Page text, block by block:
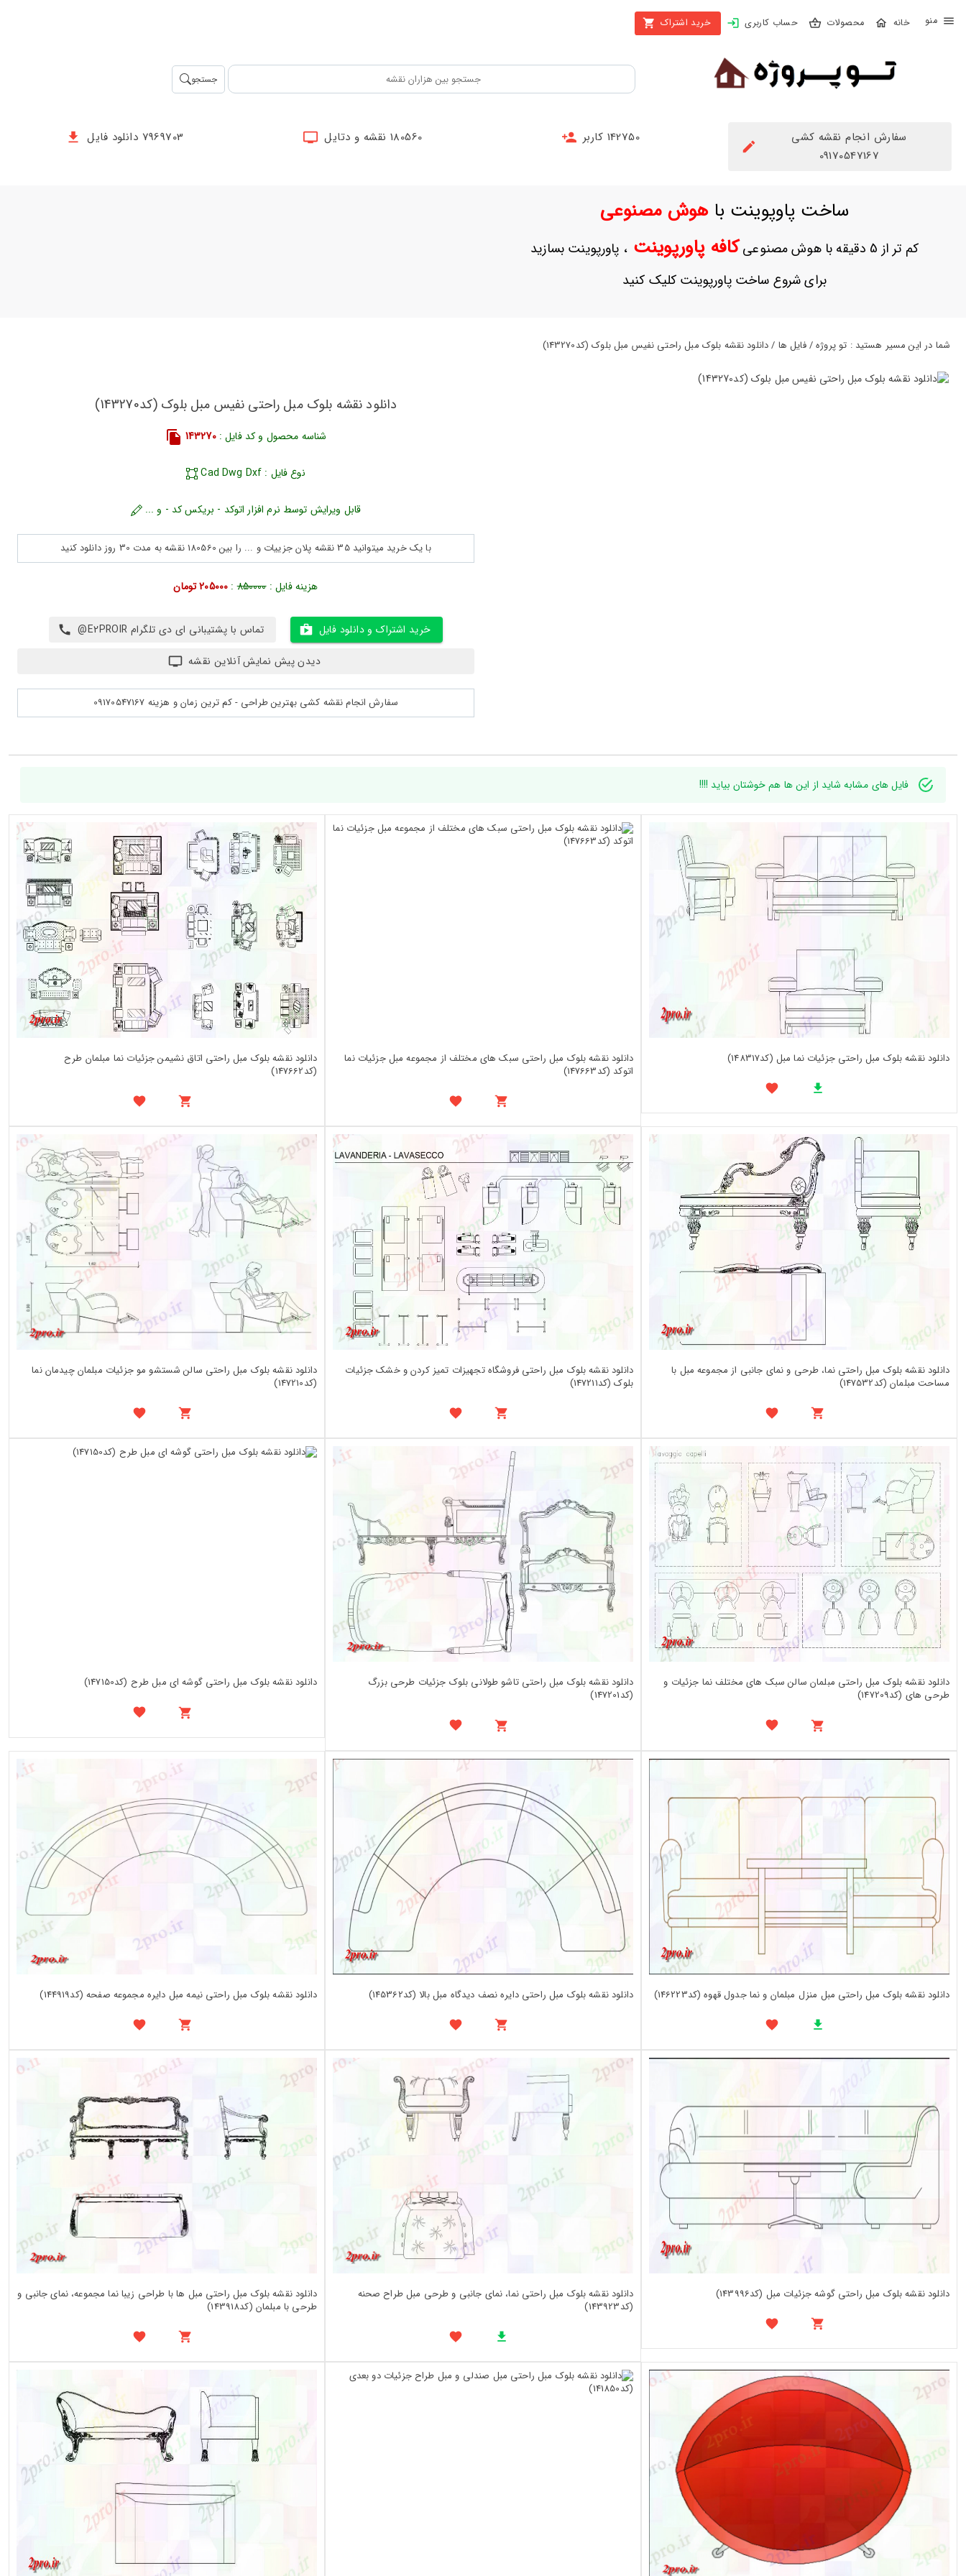
محصولات حساب کاربری خرید اشتراک
بستن
محصولات
حساب
جستجو
سفارش انجام نقشه کشی
09170547167
142750 کاربر 180560 نقشه و دتایل 7969703 دانلود فایل
ساخت پاوپوینت باهوش مصنوعی
کم تر از 5 دقیقه با هوش مصنوعی کافه پاورپوینت، پاورپوینت بسازید
برای شروع ساخت پاورپوینت کلیک کنید
شما در این مسیر هستید : تو پروژه / فایل ها / دانلود نقشه بلوک مبل راحتی نفیس مبل بلوک (کد143270)
دانلود نقشه بلوک مبل راحتی نفیس مبل بلوک (کد143270)
شناسه محصول و کد فایل :143270
نوع فایل : Cad Dwg Dxf
قابل ویرایش توسط نرم افزار اتوکد - بریکس کد - و ...
با یک خرید میتوانید 35 نقشه پلان جزییات و ... را بین 180560 نقشه به مدت 30 روز دانلود کنید
هزینه فایل :850000
: 205000 تومان
خرید اشتراک و دانلود فایل
تماس با پشتیبانی ای دی تلگرام E2PROIR@
دیدن پیش نمایش آنلاین نقشه
سفارش انجام نقشه کشی بهترین طراحی - کم ترین زمان و هزینه 09170547167
فایل های مشابه شاید از این ها هم خوشتان بیاید !!!!
دانلود نقشه بلوک مبل راحتی جزئیات نما مبل (کد148317)
دانلود نقشه بلوک مبل راحتی سبک های مختلف از مجموعه مبل جزئیات نما
اتوکد (کد147663)
دانلود نقشه بلوک مبل راحتی اتاق نشیمن جزئیات نما مبلمان طرح
(کد147662)
دانلود نقشه بلوک مبل راحتی نما، طرحی و نمای جانبی از مجموعه مبل با
مساحت مبلمان (کد147532)
دانلود نقشه بلوک مبل راحتی فروشگاه تجهیزات تمیز کردن و خشک جزئیات
بلوک (کد147211)
دانلود نقشه بلوک مبل راحتی سالن شستشو مو جزئیات مبلمان چیدمان نما
(کد147210)
دانلود نقشه بلوک مبل راحتی مبلمان سالن سبک های مختلف نما جزئیات و
طرحی های (کد147209)
دانلود نقشه بلوک مبل راحتی تاشو طولانی بلوک جزئیات طرحی بزرگ
(کد147201)
دانلود نقشه بلوک مبل راحتی گوشه ای مبل طرح (کد147150)
دانلود نقشه بلوک مبل راحتی مبل منزل مبلمان و نما جدول قهوه (کد146223) دانلود نقشه بلوک مبل راحتی دایره نصف دیدگاه مبل بالا (کد145362) دانلود نقشه بلوک مبل راحتی نیمه مبل دایره مجموعه صفحه (کد144919)
دانلود نقشه بلوک مبل راحتی گوشه جزئیات مبل (کد143996)
دانلود نقشه بلوک مبل راحتی نما، نمای جانبی و طرحی مبل طراح صحنه
(کد143923)
دانلود نقشه بلوک مبل راحتی مبل ها با طراحی زیبا نما مجموعه، نمای جانبی و
طرحی با مبلمان (کد143918)